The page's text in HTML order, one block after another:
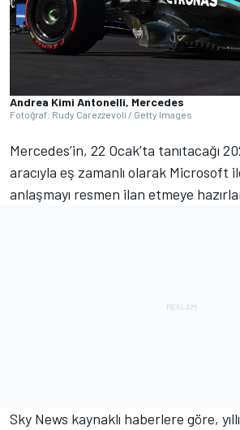
Andrea Kimi Antonelli, Mercedes
Fotoğraf: Rudy Carezzevoli / Getty Images
Mercedes’in, 22 Ocak’ta tanıtacağı
aracıyla eş zamanlı olarak Microsoft
anlaşmayı resmen ilan etmeye
Sky News kaynaklı haberlere göre,